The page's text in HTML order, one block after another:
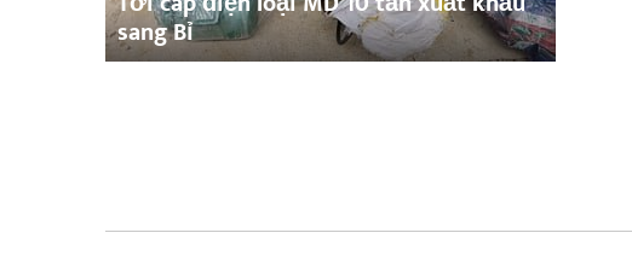
sang Bỉ